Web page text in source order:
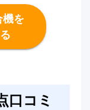
機を
口コミ